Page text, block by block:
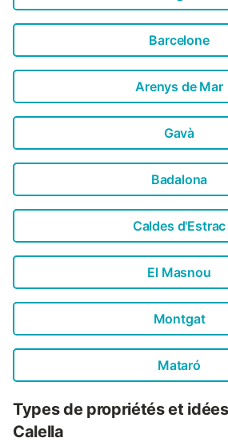
Barcelone
Arenys de Mar
Gavà
Badalona
Caldes d'Estrac
El Masnou
Montgat
Mataró
Types de propriétés et
Calella